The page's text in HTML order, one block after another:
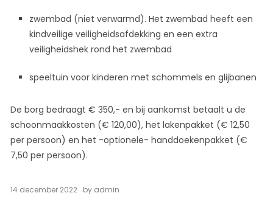
zwembad (niet verwarmd). Het zwembad heeft een
kindveilige veiligheidsafdekking en een extra
veiligheidshek rond het zwembad
speeltuin voor kinderen met schommels en glijbanen
De borg bedraagt € 350,- en bij aankomst betaalt u de
schoonmaakkosten (€ 120,00), het lakenpakket (€ 12,50
per persoon) en het -optionele- handdoekenpakket (€
7,50 per persoon).
14 december 2022 by admin